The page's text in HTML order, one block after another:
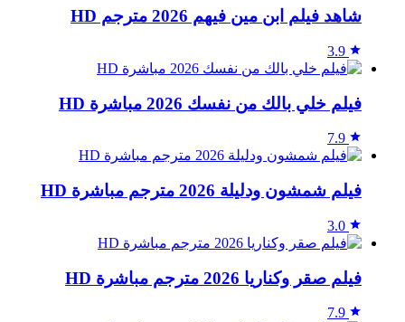
شاهد فيلم ابن مين فيهم 2026 مترجم HD
3.9
فيلم خلي بالك من نفسك 2026 مباشرة HD
7.9
فيلم شمشون ودليلة 2026 مترجم مباشرة HD
3.0
فيلم صقر وكناريا 2026 مترجم مباشرة HD
7.9